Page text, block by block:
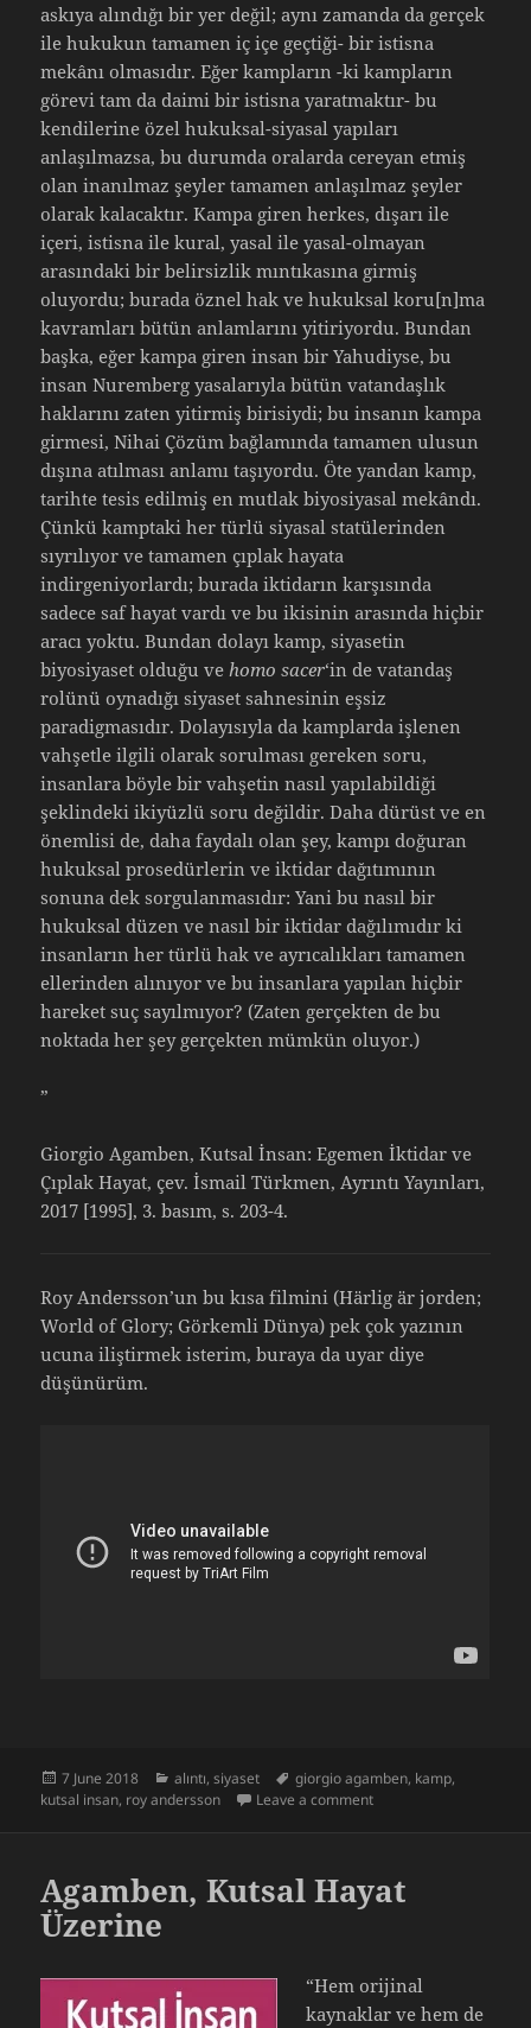
askıya alındığı bir yer değil; aynı zamanda da gerçek
ile hukukun tamamen iç içe geçtiği- bir istisna
mekânı olmasıdır. Eğer kampların -ki kampların
görevi tam da daimi bir istisna yaratmaktır- bu
kendilerine özel hukuksal-siyasal yapıları
anlaşılmazsa, bu durumda oralarda cereyan etmiş
olan inanılmaz şeyler tamamen anlaşılmaz şeyler
olarak kalacaktır. Kampa giren herkes, dışarı ile
içeri, istisna ile kural, yasal ile yasal-olmayan
arasındaki bir belirsizlik mıntıkasına girmiş
oluyordu; burada öznel hak ve hukuksal koru[n]ma
kavramları bütün anlamlarını yitiriyordu. Bundan
başka, eğer kampa giren insan bir Yahudiyse, bu
insan Nuremberg yasalarıyla bütün vatandaşlık
haklarını zaten yitirmiş birisiydi; bu insanın kampa
girmesi, Nihai Çözüm bağlamında tamamen ulusun
dışına atılması anlamı taşıyordu. Öte yandan kamp,
tarihte tesis edilmiş en mutlak biyosiyasal mekândı.
Çünkü kamptaki her türlü siyasal statülerinden
sıyrılıyor ve tamamen çıplak hayata
indirgeniyorlardı; burada iktidarın karşısında
sadece saf hayat vardı ve bu ikisinin arasında hiçbir
aracı yoktu. Bundan dolayı kamp, siyasetin
biyosiyaset olduğu vehomo sacer‘in de vatandaş
rolünü oynadığı siyaset sahnesinin eşsiz
paradigmasıdır. Dolayısıyla da kamplarda işlenen
vahşetle ilgili olarak sorulması gereken soru,
insanlara böyle bir vahşetin nasıl yapılabildiği
şeklindeki ikiyüzlü soru değildir. Daha dürüst ve en
önemlisi de, daha faydalı olan şey, kampı doğuran
hukuksal prosedürlerin ve iktidar dağıtımının
sonuna dek sorgulanmasıdır: Yani bu nasıl bir
hukuksal düzen ve nasıl bir iktidar dağılımıdır ki
insanların her türlü hak ve ayrıcalıkları tamamen
ellerinden alınıyor ve bu insanlara yapılan hiçbir
hareket suç sayılmıyor? (Zaten gerçekten de bu
noktada her şey gerçekten mümkün oluyor.)
”
Giorgio Agamben, Kutsal İnsan: Egemen İktidar ve
Çıplak Hayat, çev. İsmail Türkmen, Ayrıntı Yayınları,
2017 [1995], 3. basım, s. 203-4.
Roy Andersson’un bu kısa filmini (Härlig är jorden;
World of Glory; Görkemli Dünya) pek çok yazının
ucuna iliştirmek isterim, buraya da uyar diye
düşünürüm.
Posted
on
7 June 2018 Categories
alıntı,siyaset Tags
giorgio agamben, kamp,
kutsal insan, roy andersson Leave a commenton Agamben, İstisna
Agamben, Kutsal Hayat
Üzerine
“Hem orijinal
kaynaklar ve hem de